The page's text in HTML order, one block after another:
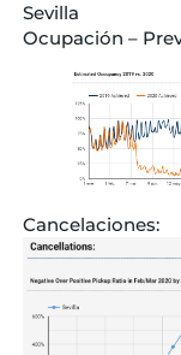
Sevilla
Ocupación –
Cancelaciones: